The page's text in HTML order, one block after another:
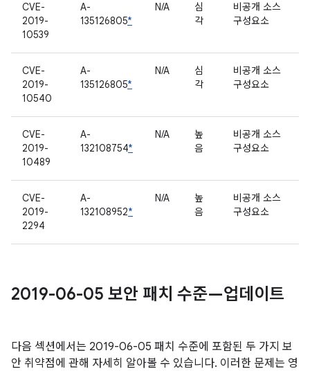
CVE-
2019-
10539
A-
135126805*
N/A
심
각
비공개 소스
구성요소
CVE-
2019-
10540
A-
135126805*
N/A
심
각
비공개 소스
구성요소
CVE-
2019-
10489
A-
132108754*
N/A
높
음
비공개 소스
구성요소
CVE-
2019-
2294
A-
132108952*
N/A
높
음
비공개 소스
구성요소
2019-06-05 보안 패치 수준—업데이트
다음 섹션에서는 2019-06-05 패치 수준에 포함된 두 가지 보
안 취약점에 관해 자세히 알아볼 수 있습니다. 이러한 문제는 영